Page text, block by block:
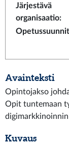
Järjestävä
organisaatio:
Avainteksti
Opintojakso
Opit tuntemaan
Kuvaus